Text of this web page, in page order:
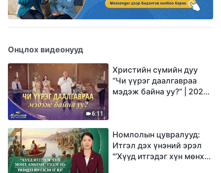
Онцлох видеонууд
6:11
Христийн сүмийн дуу
“Чи үүрэг даалгавраа
мэдэж байна уу?” | 2026
Номлолын цувралууд:
Итгэл дэх үнэний эрэл
"‘Хүүд итгэдэг хүн мөнх